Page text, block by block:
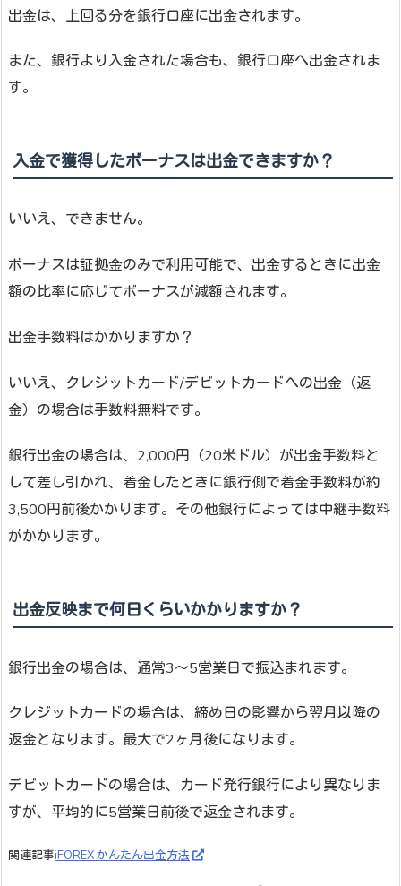
出金は、上回る分を銀行口座に出金されます。
また、銀行より入金された場合も、銀行口座へ出金されま
す。
入金で獲得したボーナスは出金できますか？
いいえ、できません。
ボーナスは証拠金のみで利用可能で、出金するときに出金
額の比率に応じてボーナスが減額されます。
出金手数料はかかりますか？
いいえ、クレジットカード/デビットカードへの出金（返
金）の場合は手数料無料です。
銀行出金の場合は、2,000円（20米ドル）が出金手数料と
して差し引かれ、着金したときに銀行側で着金手数料が約
3,500円前後かかります。その他銀行によっては中継手数料
がかかります。
出金反映まで何日くらいかかりますか？
銀行出金の場合は、通常3～5営業日で振込まれます。
クレジットカードの場合は、締め日の影響から翌月以降の
返金となります。最大で2ヶ月後になります。
デビットカードの場合は、カード発行銀行により異なりま
すが、平均的に5営業日前後で返金されます。
関連記事iFOREX かんたん出金方法